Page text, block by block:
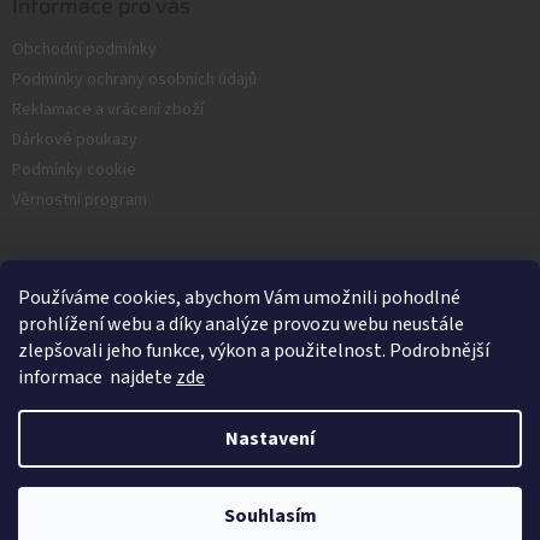
Používáme cookies, abychom Vám umožnili pohodlné
prohlížení webu a díky analýze provozu webu neustále
zlepšovali jeho funkce, výkon a použitelnost. Podrobnější
informace najdete zde
Nastavení
Souhlasím
Obchodní podmínky
Podmínky ochrany osobních údajů
Reklamace a vrácení zboží
Dárkové poukazy
Podmínky cookie
Věrnostní program
Facebook
Vytvořil Shoptet
Nash.cz. Všechna práva vyhrazena.